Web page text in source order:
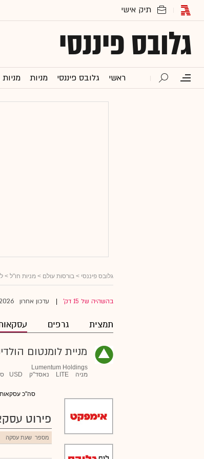
גלובס פיננסי
ראשי גלובס פיננסי מניות
גלובס פיננסי > בורסות עולם > מניות חו"ל >
בהשהיה של 15 דק' עדכון אחרון
תמצית גרפים
מניית לומנטום
Lumentum Holdings
מניה
LITE נאסד"ק USD
סה"כ עסקאות
פירוט
מספר שעת עסקה